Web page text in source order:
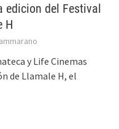
edicion del Festival
H
y Life Cinemas
de Llamale H, el